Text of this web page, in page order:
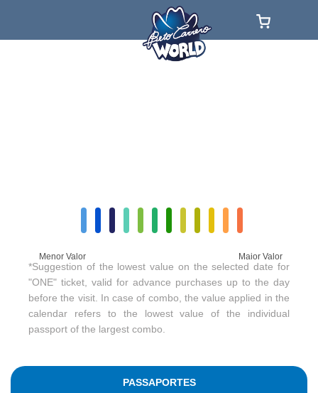
Menor Valor Maior Valor
*Suggestion of the lowest value on the selected date for
"ONE" ticket, valid for advance purchases up to the day
before the visit. In case of combo, the value applied in the
calendar refers to the lowest value of the individual
passport of the largest combo.
PASSAPORTES